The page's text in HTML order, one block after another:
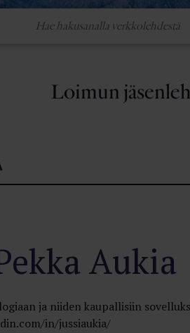
Loimun
Aukia
ja niiden kaupallisiin
in/jussiaukia/